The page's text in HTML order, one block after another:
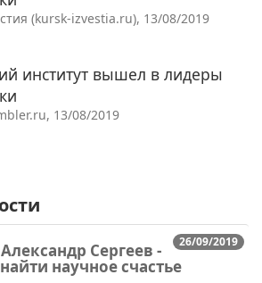
(kursk-izvestia.ru), 13/08/2019
институт вышел в лидеры
13/08/2019
26/09/2019
Сергеев -
научное счастье